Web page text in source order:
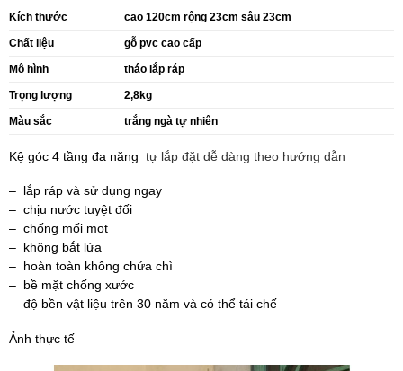
Kích thước cao 120cm rộng 23cm sâu 23cm
Chất liệu gỗ pvc cao cấp
Mô hình tháo lắp ráp
Trọng lượng 2,8kg
Màu sắc trắng ngà tự nhiên
Kệ góc 4 tầng đa năng tự lắp đặt dễ dàng theo hướng dẫn
– lắp ráp và sử dụng ngay
– chịu nước tuyệt đối
– chống mối mọt
– không bắt lửa
– hoàn toàn không chứa chì
– bề mặt chống xước
– độ bền vật liệu trên 30 năm và có thể tái chế
Ảnh thực tế